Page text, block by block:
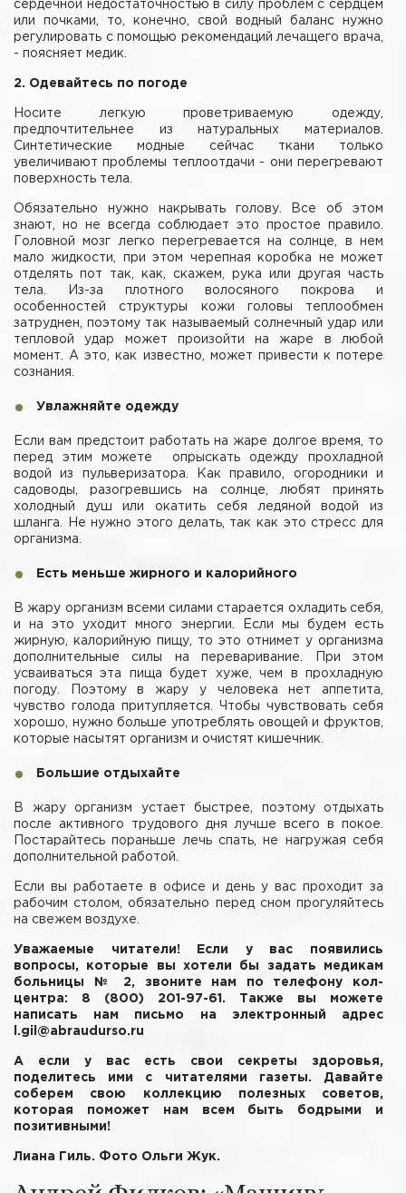
сердечной недостаточностью в силу проблем с сердцем
или почками, то, конечно, свой водный баланс нужно
регулировать с помощью рекомендаций лечащего врача,
- поясняет медик.
2. Одевайтесь по погоде
Носите легкую проветриваемую одежду,
предпочтительнее из натуральных материалов.
Синтетические модные сейчас ткани только
увеличивают проблемы теплоотдачи - они перегревают
поверхность тела.
Обязательно нужно накрывать голову. Все об этом
знают, но не всегда соблюдает это простое правило.
Головной мозг легко перегревается на солнце, в нем
мало жидкости, при этом черепная коробка не может
отделять пот так, как, скажем, рука или другая часть
тела. Из-за плотного волосяного покрова и
особенностей структуры кожи головы теплообмен
затруднен, поэтому так называемый солнечный удар или
тепловой удар может произойти на жаре в любой
момент. А это, как известно, может привести к потере
сознания.
Увлажняйте одежду
Если вам предстоит работать на жаре долгое время, то
перед этим можете опрыскать одежду прохладной
водой из пульверизатора. Как правило, огородники и
садоводы, разогревшись на солнце, любят принять
холодный душ или окатить себя ледяной водой из
шланга. Не нужно этого делать, так как это стресс для
организма.
Есть меньше жирного и калорийного
В жару организм всеми силами старается охладить себя,
и на это уходит много энергии. Если мы будем есть
жирную, калорийную пищу, то это отнимет у организма
дополнительные силы на переваривание. При этом
усваиваться эта пища будет хуже, чем в прохладную
погоду. Поэтому в жару у человека нет аппетита,
чувство голода притупляется. Чтобы чувствовать себя
хорошо, нужно больше употреблять овощей и фруктов,
которые насытят организм и очистят кишечник.
Большие отдыхайте
В жару организм устает быстрее, поэтому отдыхать
после активного трудового дня лучше всего в покое.
Постарайтесь пораньше лечь спать, не нагружая себя
дополнительной работой.
Если вы работаете в офисе и день у вас проходит за
рабочим столом, обязательно перед сном прогуляйтесь
на свежем воздухе.
Уважаемые читатели! Если у вас появились
вопросы, которые вы хотели бы задать медикам
больницы № 2, звоните нам по телефону кол-
центра: 8 (800) 201-97-61. Также вы можете
написать нам письмо на электронный адрес
l.gil@abraudurso.ru
А если у вас есть свои секреты здоровья,
поделитесь ими с читателями газеты. Давайте
соберем свою коллекцию полезных советов,
которая поможет нам всем быть бодрыми и
позитивными!
Лиана Гиль. Фото Ольги Жук.